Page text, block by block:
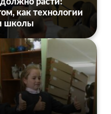
как технологии
школы